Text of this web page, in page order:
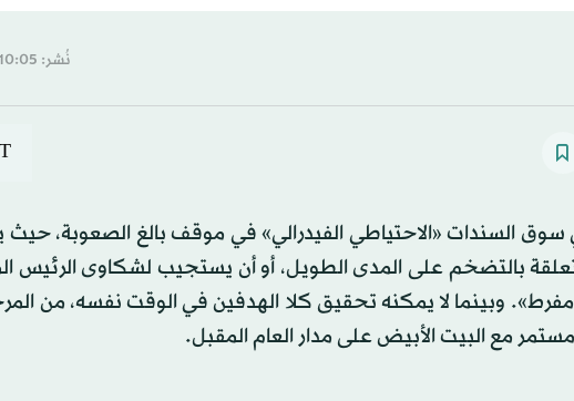
نُشر: 10:05-9 يناير 2025 م ـ 10 رَجب 1446 هـ
T
السندات «الاحتياطي الفيدرالي» في موقف بالغ الصعوبة، حيث
بالتضخم على المدى الطويل، أو أن يستجيب لشكاوى الرئيس
وبينما لا يمكنه تحقيق كلا الهدفين في الوقت نفسه، من
مع البيت الأبيض على مدار العام المقبل.